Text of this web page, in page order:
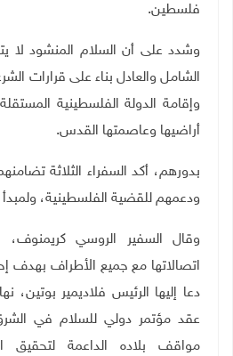
فلسطين.
وشدد على أن السلام المنشود لا
الشامل والعادل بناء على قرارات
وإقامة الدولة الفلسطينية
أراضيها وعاصمتها القدس.
بدورهم، أكد السفراء الثلاثة
ودعمهم للقضية الفلسطينية، ولمبدأ
وقال السفير الروسي كريمنوف،
اتصالاتها مع جميع الأطراف بهدف
دعا إليها الرئيس فلاديمير بوتين،
عقد مؤتمر دولي للسلام في
مواقف بلاده الداعمة لتحقيق